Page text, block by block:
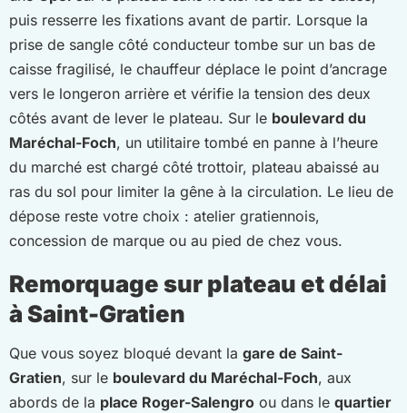
puis resserre les fixations avant de partir. Lorsque la
prise de sangle côté conducteur tombe sur un bas de
caisse fragilisé, le chauffeur déplace le point d’ancrage
vers le longeron arrière et vérifie la tension des deux
côtés avant de lever le plateau. Sur le boulevard du
Maréchal-Foch, un utilitaire tombé en panne à l’heure
du marché est chargé côté trottoir, plateau abaissé au
ras du sol pour limiter la gêne à la circulation. Le lieu de
dépose reste votre choix : atelier gratiennois,
concession de marque ou au pied de chez vous.
Remorquage sur plateau et délai
à Saint-Gratien
Que vous soyez bloqué devant la gare de Saint-
Gratien, sur le boulevard du Maréchal-Foch, aux
abords de la place Roger-Salengro ou dans le quartier